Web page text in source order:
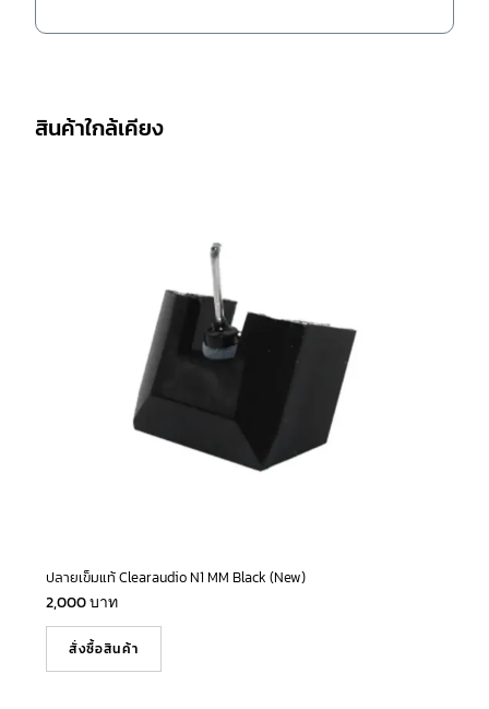
สินค้าใกล้เคียง
ปลายเข็มแท้ Clearaudio N1 MM Black (New)
2,000บาท
สั่งซื้อสินค้า